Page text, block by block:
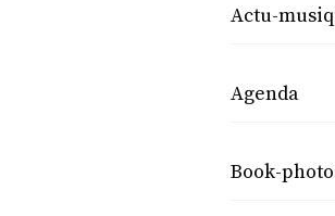
Actu-
Agenda
Book-